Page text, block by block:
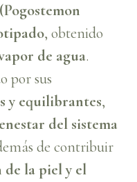
, obtenido
de agua.
por sus
y equilibrantes,
del sistema
de contribuir
de la piel y el